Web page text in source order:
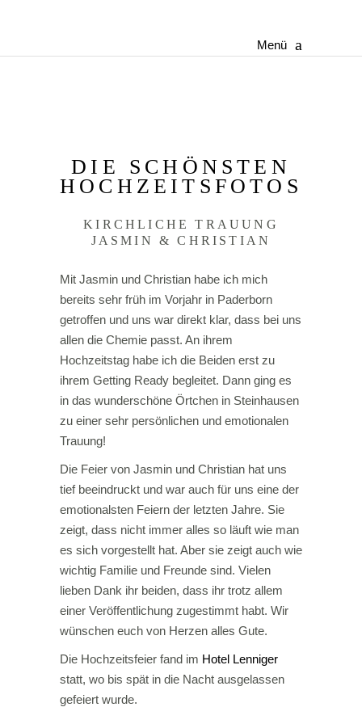
Menü
DIE SCHÖNSTEN
HOCHZEITSFOTOS
KIRCHLICHE TRAUUNG
JASMIN & CHRISTIAN
Mit Jasmin und Christian habe ich mich
bereits sehr früh im Vorjahr in Paderborn
getroffen und uns war direkt klar, dass bei uns
allen die Chemie passt. An ihrem
Hochzeitstag habe ich die Beiden erst zu
ihrem Getting Ready begleitet. Dann ging es
in das wunderschöne Örtchen in Steinhausen
zu einer sehr persönlichen und emotionalen
Trauung!
Die Feier von Jasmin und Christian hat uns
tief beeindruckt und war auch für uns eine der
emotionalsten Feiern der letzten Jahre. Sie
zeigt, dass nicht immer alles so läuft wie man
es sich vorgestellt hat. Aber sie zeigt auch wie
wichtig Familie und Freunde sind. Vielen
lieben Dank ihr beiden, dass ihr trotz allem
einer Veröffentlichung zugestimmt habt. Wir
wünschen euch von Herzen alles Gute.
Die Hochzeitsfeier fand im Hotel Lenniger
statt, wo bis spät in die Nacht ausgelassen
gefeiert wurde.